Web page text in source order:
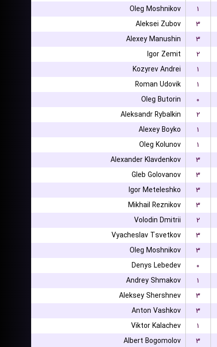
Oleg Moshnikov
۱
Aleksei Zubov
۳
Alexey Manushin
۳
Igor Zemit
۲
Kozyrev Andrei
۱
Roman Udovik
۱
Oleg Butorin
۰
Aleksandr Rybalkin
۲
Alexey Boyko
۱
Oleg Kolunov
۱
Alexander Klavdenkov
۳
Gleb Golovanov
۳
Igor Meteleshko
۳
Mikhail Reznikov
۳
Volodin Dmitrii
۲
Vyacheslav Tsvetkov
۳
Oleg Moshnikov
۳
Denys Lebedev
۰
Andrey Shmakov
۱
Aleksey Shershnev
۳
Anton Vashkov
۳
Viktor Kalachev
۱
Albert Bogomolov
۳